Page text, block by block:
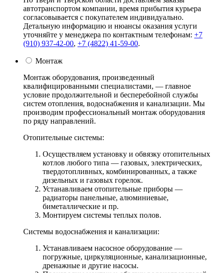
автотранспортом компании, время прибытия курьера
согласовывается с покупателем индивидуально.
Детальную информацию и нюансы оказания услуги
уточняйте у менеджера по контактным телефонам: +7
(910) 937-42-00, +7 (4822) 41-59-00.
Монтаж
Монтаж оборудования, произведенный
квалифицированными специалистами, — главное
условие продолжительной и бесперебойной службы
систем отопления, водоснабжения и канализации. Мы
производим профессиональный монтаж оборудования
по ряду направлений.
Отопительные системы:
Осуществляем установку и обвязку отопительных
котлов любого типа — газовых, электрических,
твердотопливных, комбинированных, а также
дизельных и газовых горелок.
Устанавливаем отопительные приборы —
радиаторы панельные, алюминиевые,
биметаллические и пр.
Монтируем системы теплых полов.
Системы водоснабжения и канализации:
Устанавливаем насосное оборудование —
погружные, циркуляционные, канализационные,
дренажные и другие насосы.